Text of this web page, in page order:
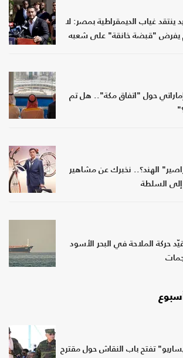
ينتقد غياب الديمقراطية بمصر: لا
يفرض "قبضة خانقة" على شعبه
حول "اتفاق مكة".. هل تم
الهند؟.. نخبرك عن مشاهير
إلى السلطة
حركة الملاحة في البحر الأسود
تفتح باب النقاش حول مقترح